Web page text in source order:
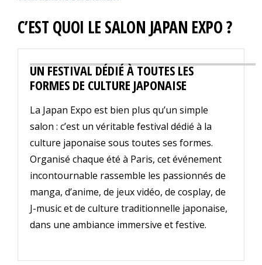
C’EST QUOI LE SALON JAPAN EXPO ?
UN FESTIVAL DÉDIÉ À TOUTES LES
FORMES DE CULTURE JAPONAISE
La Japan Expo est bien plus qu’un simple
salon : c’est un véritable festival dédié à la
culture japonaise sous toutes ses formes.
Organisé chaque été à Paris, cet événement
incontournable rassemble les passionnés de
manga, d’anime, de jeux vidéo, de cosplay, de
J-music et de culture traditionnelle japonaise,
dans une ambiance immersive et festive.